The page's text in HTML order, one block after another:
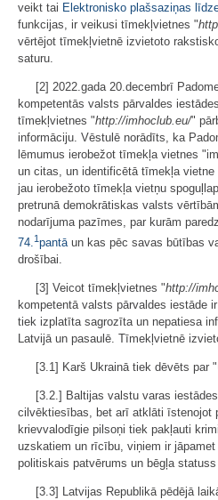
veikt tai Elektronisko plašsaziņas
funkcijas, ir veikusi tīmekļvietnes "
vērtējot tīmekļvietnē izvietoto
saturu.
[2] 2022.gada 20.decembrī
kompetentās valsts pārvaldes
tīmekļvietnes "http://imhoclub.eu/"
informāciju. Vēstulē norādīts, ka
lēmumus ierobežot tīmekļa vietnes
un citas, un identificētā tīmekļa
jau ierobežoto tīmekļa vietņu
pretrunā demokrātiskas valsts
nodarījuma pazīmes, par kurām
74.1pantāun kas pēc savas būtības
drošībai.
[3] Veicot tīmekļvietnes "http://
kompetentā valsts pārvaldes iestāde
tiek izplatīta sagrozīta un nepatiesa
Latvijā un pasaulē. Tīmekļvietnē
[3.1] Karš Ukrainā tiek dēvēts par
[3.2.] Baltijas valstu varas
cilvēktiesības, bet arī atklāti īstenojot
krievvalodīgie pilsoņi tiek pakļauti
uzskatiem un rīcību, viņiem ir
politiskais patvērums un bēgļa
[3.3] Latvijas Republikā pēdējā